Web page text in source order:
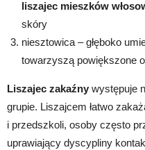
liszajec mieszków
skóry
niesztowica – głęboko
towarzyszą powiększone
Liszajec zakaźny występuje
grupie. Liszajcem łatwo
i przedszkoli, osoby często
uprawiający dyscypliny